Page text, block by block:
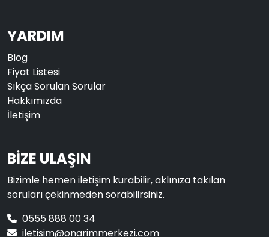
YARDIM
Blog
Fiyat Listesi
Sıkça Sorulan Sorular
Hakkımızda
İletişim
BİZE ULAŞIN
Bizimle hemen iletişim kurabilir, aklınıza takılan
soruları çekinmeden sorabilirsiniz.
0555 888 00 34
iletisim@onarimmerkezi.com